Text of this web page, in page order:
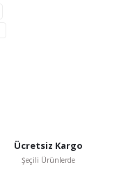
Ücretsiz Kargo
Şeçili Ürünlerde